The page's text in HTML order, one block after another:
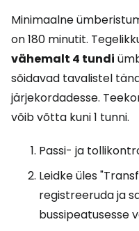
Minimaalne
on 180 minutit.
vähemalt 4 tundi
sõidavad tavalistel
järjekordadesse.
võib võtta kuni 1 tunni.
Passi- ja
Leidke üles
registreeruda ja
bussipeatusesse